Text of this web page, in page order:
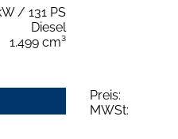
/ 131 PS
Diesel
1.499 cm³
Preis:
MWSt: